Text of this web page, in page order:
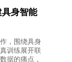
身智能
，围绕具身
训练展开联
据的痛点，